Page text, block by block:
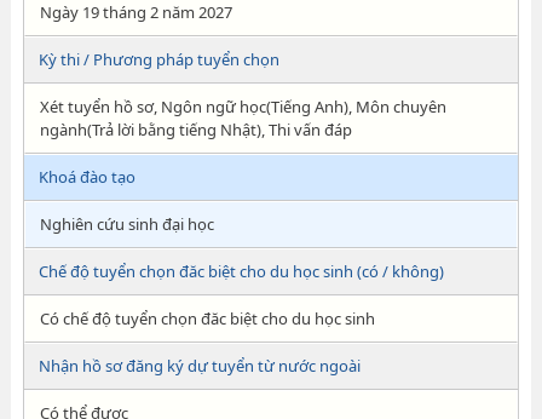
Ngày 19 tháng 2 năm 2027
Kỳ thi / Phương pháp tuyển chọn
Xét tuyển hồ sơ, Ngôn ngữ học(Tiếng Anh), Môn chuyên
ngành(Trả lời bằng tiếng Nhật), Thi vấn đáp
Khoá đào tạo
Nghiên cứu sinh đại học
Chế độ tuyển chọn đăc biệt cho du học sinh (có / không)
Có chế độ tuyển chọn đăc biệt cho du học sinh
Nhận hồ sơ đăng ký dự tuyển từ nước ngoài
Có thể được